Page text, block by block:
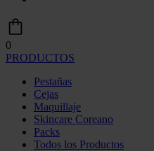
0
PRODUCTOS
Pestañas
Cejas
Maquillaje
Skincare Coreano
Packs
Todos los Productos